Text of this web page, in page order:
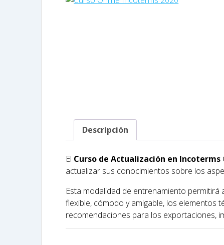
Descripción
El Curso de Actualización en Incoterms
actualizar sus conocimientos sobre los
Esta modalidad de entrenamiento
flexible, cómodo y amigable, los elementos
recomendaciones para los exportaciones,